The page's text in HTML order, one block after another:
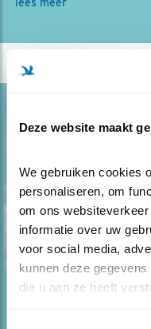
Deze website maakt
We gebruiken cookies
personaliseren, om
om ons
informatie over uw
voor social media,
kunnen deze
die u aan ze heeft